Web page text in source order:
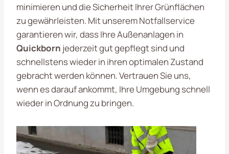
minimieren und die Sicherheit Ihrer Grünflächen
zu gewährleisten. Mit unserem Notfallservice
garantieren wir, dass Ihre Außenanlagen in
Quickborn jederzeit gut gepflegt sind und
schnellstens wieder in ihren optimalen Zustand
gebracht werden können. Vertrauen Sie uns,
wenn es darauf ankommt, Ihre Umgebung schnell
wieder in Ordnung zu bringen.